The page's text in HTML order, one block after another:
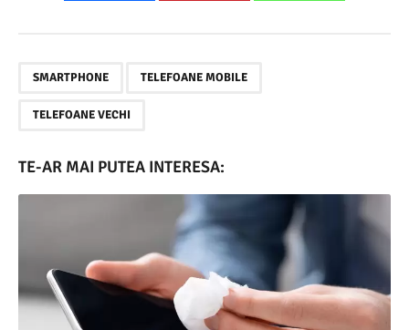
SMARTPHONE TELEFOANE MOBILE
TELEFOANE VECHI
TE-AR MAI PUTEA INTERESA: